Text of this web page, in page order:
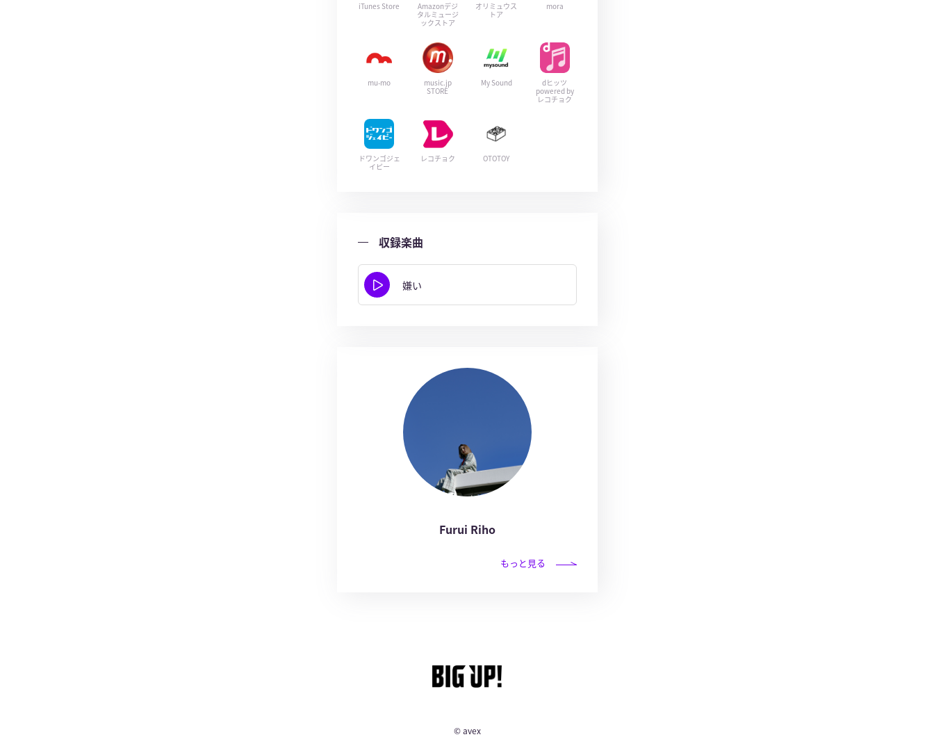
iTunes Store
Amazonデジ
タルミュージ
ックストア
オリミュウス
トア
mora
mu-mo
music.jp
STORE
My Sound
dヒッツ
powered by
レコチョク
ドワンゴジェ
イピー
レコチョク OTOTOY
収録楽曲
嫌い
Furui Riho
もっと見る
© avex